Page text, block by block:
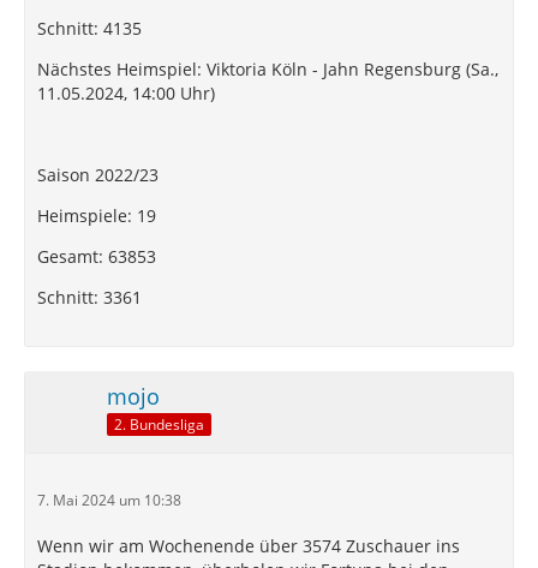
Schnitt: 4135
Nächstes Heimspiel: Viktoria Köln - Jahn Regensburg (Sa.,
11.05.2024, 14:00 Uhr)
Saison 2022/23
Heimspiele: 19
Gesamt: 63853
Schnitt: 3361
mojo
2. Bundesliga
7. Mai 2024 um 10:38
Wenn wir am Wochenende über 3574 Zuschauer ins